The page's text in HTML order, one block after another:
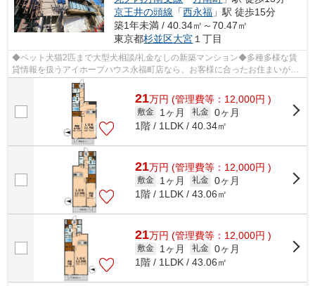
京王井の頭線 「西永福 」駅 徒歩15分
築1年未満 / 40.34㎡～70.47㎡
東京都杉並区大宮 １丁目
◆ペット犬猫2匹まで大型犬相談/礼金なしの新築マンション◆多種多様な賃
貸情報を扱うアイホープハウス永福町店なら、お客様に合ったお住まいがき
っと見つかります。お電話03-3327-7774...
21万円 (管理費等：12,000円 )
敷金 1ヶ月 礼金 0ヶ月
1階 / 1LDK / 40.34㎡
21万円 (管理費等：12,000円 )
敷金 1ヶ月 礼金 0ヶ月
1階 / 1LDK / 43.06㎡
21万円 (管理費等：12,000円 )
敷金 1ヶ月 礼金 0ヶ月
1階 / 1LDK / 43.06㎡